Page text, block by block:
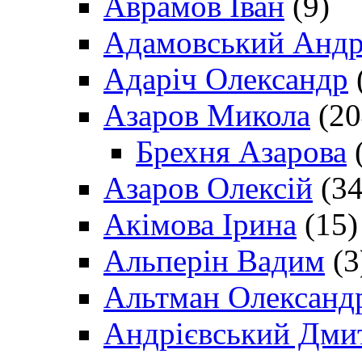
Адамовський
Адаріч Олександр
Азаров Микола
Брехня Азарова
Азаров Олексій
Акімова Ірина (15)
Альперін Вадим
Альтман
Андрієвський